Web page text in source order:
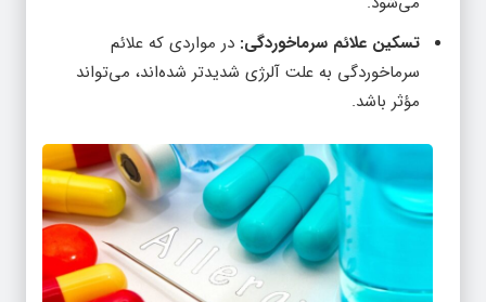
تسکین علائم سرماخوردگی:
سرماخوردگی به علت آلرژی شدیدتر شده‌اند، می‌تواند
مؤثر باشد.